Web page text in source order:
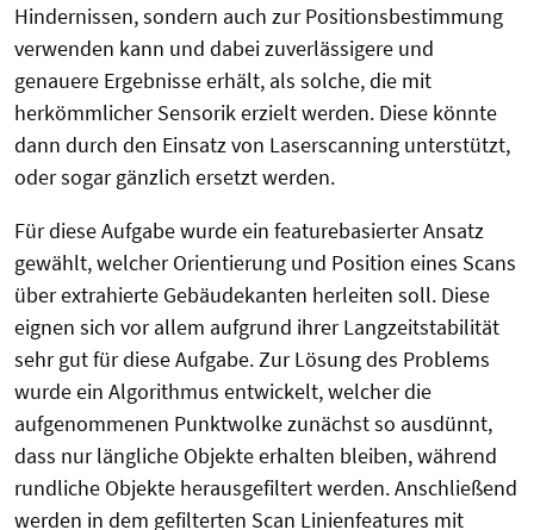
Hindernissen, sondern auch zur Positionsbestimmung
verwenden kann und dabei zuverlässigere und
genauere Ergebnisse erhält, als solche, die mit
herkömmlicher Sensorik erzielt werden. Diese könnte
dann durch den Einsatz von Laserscanning unterstützt,
oder sogar gänzlich ersetzt werden.
Für diese Aufgabe wurde ein featurebasierter Ansatz
gewählt, welcher Orientierung und Position eines Scans
über extrahierte Gebäudekanten herleiten soll. Diese
eignen sich vor allem aufgrund ihrer Langzeitstabilität
sehr gut für diese Aufgabe. Zur Lösung des Problems
wurde ein Algorithmus entwickelt, welcher die
aufgenommenen Punktwolke zunächst so ausdünnt,
dass nur längliche Objekte erhalten bleiben, während
rundliche Objekte herausgefiltert werden. Anschließend
werden in dem gefilterten Scan Linienfeatures mit